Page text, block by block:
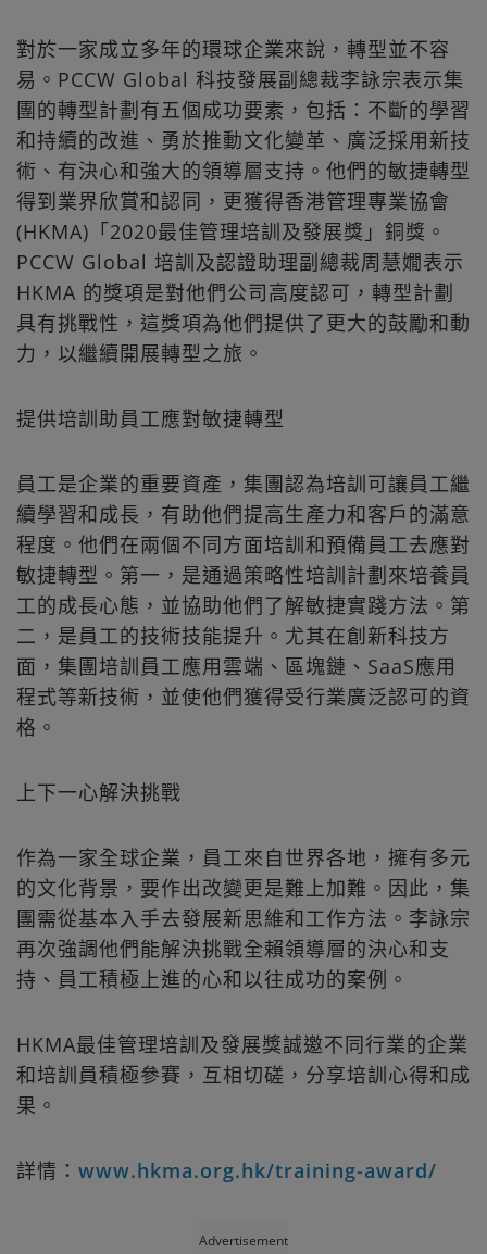
對於一家成立多年的環球企業來說，轉型並不容
易。PCCW Global 科技發展副總裁李詠宗表示集
團的轉型計劃有五個成功要素，包括：不斷的學習
和持續的改進、勇於推動文化變革、廣泛採用新技
術、有決心和強大的領導層支持。他們的敏捷轉型
得到業界欣賞和認同，更獲得香港管理專業協會
(HKMA)「2020最佳管理培訓及發展獎」銅獎。
PCCW Global 培訓及認證助理副總裁周慧嫺表示
HKMA 的獎項是對他們公司高度認可，轉型計劃
具有挑戰性，這獎項為他們提供了更大的鼓勵和動
力，以繼續開展轉型之旅。
提供培訓助員工應對敏捷轉型
員工是企業的重要資產，集團認為培訓可讓員工繼
續學習和成長，有助他們提高生產力和客戶的滿意
程度。他們在兩個不同方面培訓和預備員工去應對
敏捷轉型。第一，是通過策略性培訓計劃來培養員
工的成長心態，並協助他們了解敏捷實踐方法。第
二，是員工的技術技能提升。尤其在創新科技方
面，集團培訓員工應用雲端、區塊鏈、SaaS應用
程式等新技術，並使他們獲得受行業廣泛認可的資
格。
上下一心解決挑戰
作為一家全球企業，員工來自世界各地，擁有多元
的文化背景，要作出改變更是難上加難。因此，集
團需從基本入手去發展新思維和工作方法。李詠宗
再次強調他們能解決挑戰全賴領導層的決心和支
持、員工積極上進的心和以往成功的案例。
HKMA最佳管理培訓及發展獎誠邀不同行業的企業
和培訓員積極參賽，互相切磋，分享培訓心得和成
果。
詳情： www.hkma.org.hk/training-award/
Advertisement